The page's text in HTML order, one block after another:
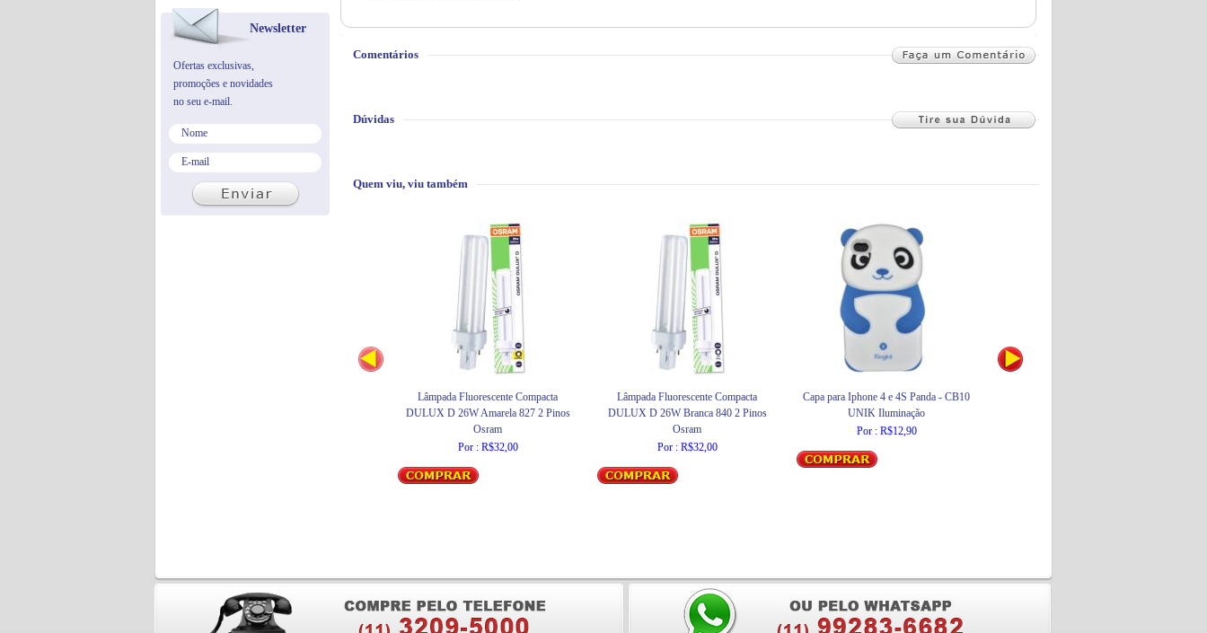
Comentários
Dúvidas
Quem viu, viu também
Lâmpada Fluorescente Compacta
DULUX D 26W Amarela 827 2 Pinos
Osram
Por : R$32,00
Lâmpada Fluorescente Compacta
DULUX D 26W Branca 840 2 Pinos
Osram
Por : R$32,00
Capa para Iphone 4 e 4S Panda - CB10
UNIK Iluminação
Por : R$12,90
Newsletter
Ofertas exclusivas,
promoções e novidades
no seu e-mail.